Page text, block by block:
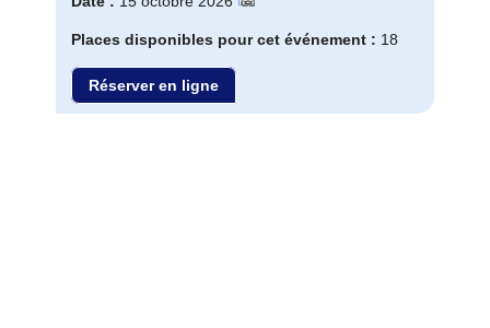
Places disponibles pour cet événement : 18
Réserver en ligne